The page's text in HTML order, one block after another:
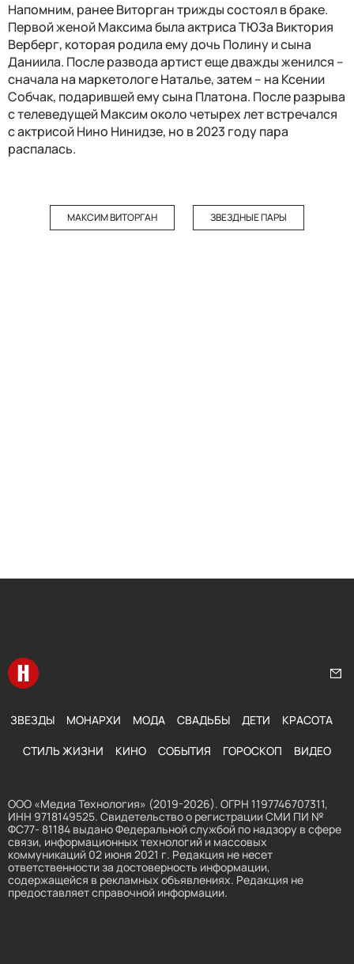
Напомним, ранее Виторган трижды состоял в браке.
Первой женой Максима была актриса ТЮЗа Виктория
Верберг, которая родила ему дочь Полину и сына
Даниила. После развода артист еще дважды женился –
сначала на маркетологе Наталье, затем – на Ксении
Собчак, подарившей ему сына Платона. После разрыва
с телеведущей Максим около четырех лет встречался
с актрисой Нино Нинидзе, но в 2023 году пара
распалась.
МАКСИМ ВИТОРГАН ЗВЕЗДНЫЕ ПАРЫ
Перейти на главную
ЗВЕЗДЫ МОНАРХИ МОДА СВАДЬБЫ ДЕТИ КРАСОТА
СТИЛЬ ЖИЗНИ КИНО СОБЫТИЯ ГОРОСКОП ВИДЕО
ООО «Медиа Технология» (2019-2026). ОГРН 1197746707311,
ИНН 9718149525. Свидетельство о регистрации СМИ ПИ №
ФС77- 81184 выдано Федеральной службой по надзору в сфере
связи, информационных технологий и массовых
коммуникаций 02 июня 2021 г. Редакция не несет
ответственности за достоверность информации,
содержащейся в рекламных объявлениях. Редакция не
предоставляет справочной информации.